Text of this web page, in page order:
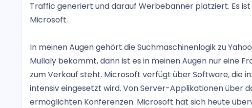
Traffic generiert und darauf Werbebanner platziert. Es
Microsoft.
In meinen Augen gehört die Suchmaschinenlogik zu
Mullaly bekommt, dann ist es in meinen Augen nur eine
zum Verkauf steht. Microsoft verfügt über Software, die
intensiv eingesetzt wird. Von Server-Applikationen über
ermöglichten Konferenzen. Microsoft hat sich heute